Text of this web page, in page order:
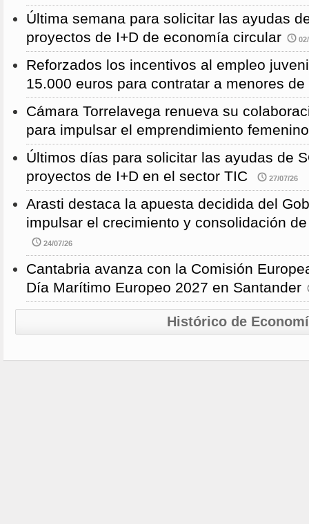
Última semana para solicitar las ayudas
proyectos de I+D de economía circular
Reforzados los incentivos al empleo
15.000 euros para contratar a menores
Cámara Torrelavega renueva su
para impulsar el emprendimiento femenino
Últimos días para solicitar las ayudas de
proyectos de I+D en el sector TIC
27/07/26
Arasti destaca la apuesta decidida del
impulsar el crecimiento y consolidación
24/07/26
Cantabria avanza con la Comisión
Día Marítimo Europeo 2027 en Santander
Histórico de